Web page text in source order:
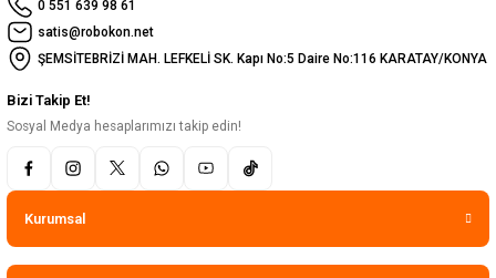
0 551 639 98 61
satis@robokon.net
ŞEMSİTEBRİZİ MAH. LEFKELİ SK. Kapı No:5 Daire No:116 KARATAY/KONYA
Bizi Takip Et!
Sosyal Medya hesaplarımızı takip edin!
Kurumsal